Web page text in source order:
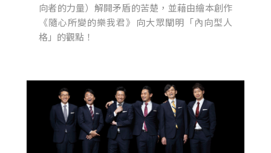
向者的力量）解開矛盾的苦楚，並藉由繪本創作
《隨心所變的樂我君》向大眾闡明「內向型人
格」的觀點！